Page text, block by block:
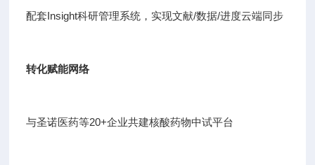
配套Insight科研管理系统，实现文献/数据/进度云端同步
转化赋能网络
与圣诺医药等20+企业共建核酸药物中试平台